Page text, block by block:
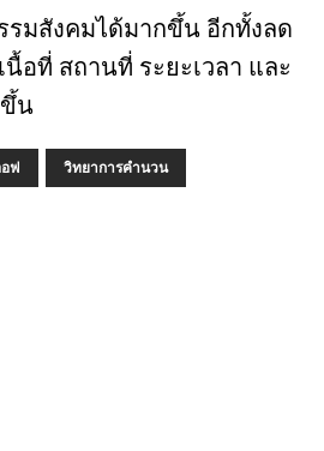
รมสังคมได้มากขึ้น อีกทั้งลด
อที่ สถานที่ ระยะเวลา และ
น
ฟ วิทยาการคำนวน